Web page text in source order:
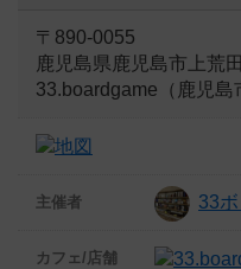
〒890-0055
鹿児島県鹿児島市上荒
33.boardgame（鹿児島
主催者 33
カフェ/店舗